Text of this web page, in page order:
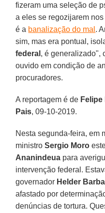
fizeram uma seleção de
a eles se regozijarem
é a banalização do mal .
sim, mas era pontual,
federal , é generalizado",
ouvido em condição de
procuradores.
A reportagem é de
Pais, 09-10-2019.
Nesta segunda-feira, em
ministroSergio Moro
Ananindeua para
intervenção federal.
governador Helder
afastado por
denúncias de tortura.